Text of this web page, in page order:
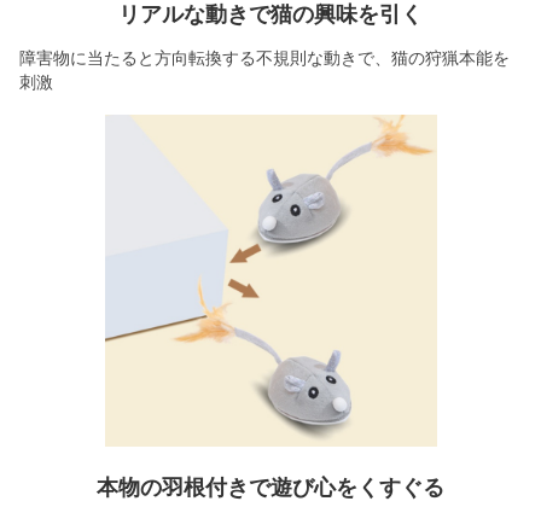
リアルな動きで猫の興味を引く
障害物に当たると方向転換する不規則な動きで、猫の狩猟本能を
刺激
本物の羽根付きで遊び心をくすぐる